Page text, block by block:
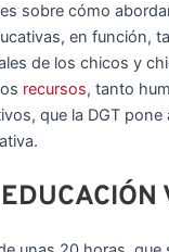
sobre cómo
en función,
de los chicos y
recursos, tanto
que la DGT